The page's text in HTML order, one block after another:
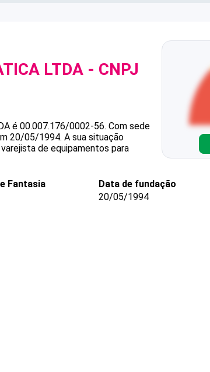
LTDA - CNPJ
é 00.007.176/0002-56. Com sede
20/05/1994. A sua situação
de equipamentos para
Fantasia
Data de fundação
20/05/1994